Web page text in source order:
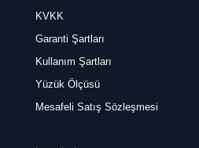
KVKK
Garanti Şartları
Kullanım Şartları
Yüzük Ölçüsü
Mesafeli Satış Sözleşmesi